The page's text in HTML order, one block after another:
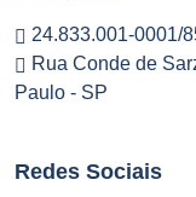
24.833.001-0001/
Rua Conde de
Paulo - SP
Redes Sociais